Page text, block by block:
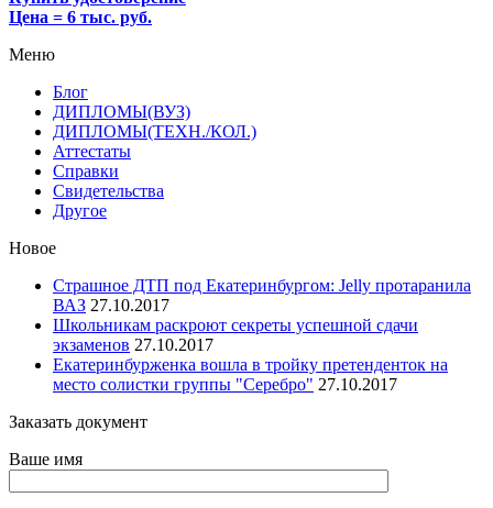
Цена = 6 тыс. руб.
Меню
Блог
ДИПЛОМЫ(ВУЗ)
ДИПЛОМЫ(ТЕХН./КОЛ.)
Аттестаты
Справки
Свидетельства
Другое
Новое
Страшное ДТП под Екатеринбургом: Jelly протаранила
ВАЗ 27.10.2017
Школьникам раскроют секреты успешной сдачи
экзаменов 27.10.2017
Екатеринбурженка вошла в тройку претенденток на
место солистки группы "Серебро" 27.10.2017
Заказать документ
Ваше имя